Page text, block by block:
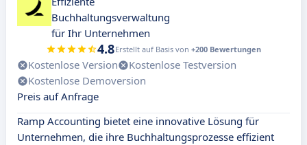
Buchhaltungsverwaltung
für Ihr Unternehmen
4.8Erstellt auf Basis von +200 Bewertungen
Kostenlose Version
Kostenlose Testversion
Kostenlose Demoversion
Preis auf Anfrage
Ramp Accounting bietet eine innovative Lösung für
Unternehmen, die ihre Buchhaltungsprozesse effizient